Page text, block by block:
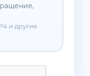
и другие